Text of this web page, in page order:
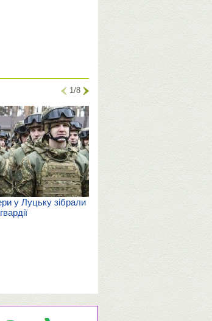
1/8
у Луцьку зібрали